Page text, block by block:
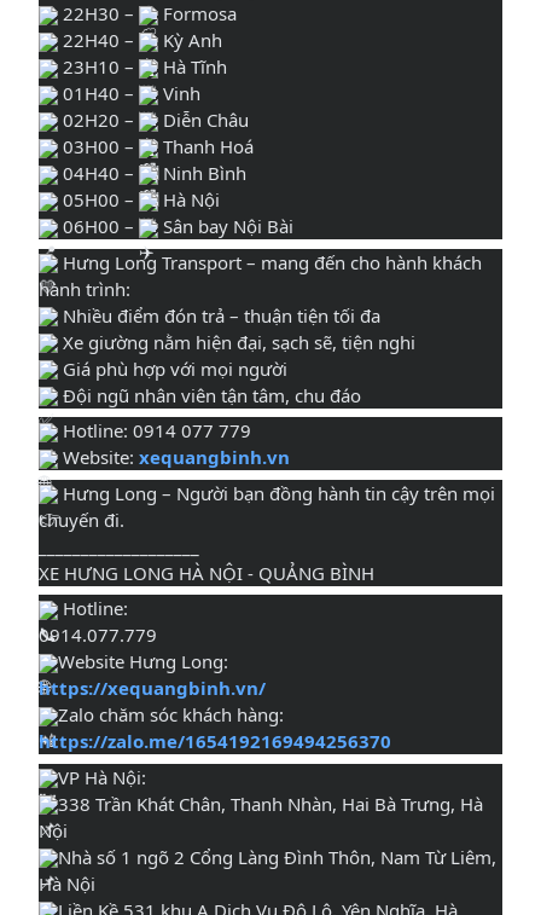
22H30 –
Formosa
22H40 –
Kỳ Anh
23H10 –
Hà Tĩnh
01H40 –
Vinh
02H20 –
Diễn Châu
03H00 –
Thanh Hoá
04H40 –
Ninh Bình
05H00 –
Hà Nội
06H00 –
Sân bay Nội Bài
Hưng Long Transport – mang đến cho hành khách
hành trình:
Nhiều điểm đón trả – thuận tiện tối đa
Xe giường nằm hiện đại, sạch sẽ, tiện nghi
Giá phù hợp với mọi người
Đội ngũ nhân viên tận tâm, chu đáo
Hotline: 0914 077 779
Website: xequangbinh.vn
Hưng Long – Người bạn đồng hành tin cậy trên mọi
chuyến đi.
XE HƯNG LONG HÀ NỘI - QUẢNG BÌNH
Hotline:
0914.077.779
Website Hưng Long:
https://xequangbinh.vn/
Zalo chăm sóc khách hàng:
https://zalo.me/1654192169494256370
VP Hà Nội:
338 Trần Khát Chân, Thanh Nhàn, Hai Bà Trưng, Hà
Nội
Nhà số 1 ngõ 2 Cổng Làng Đình Thôn, Nam Từ Liêm,
Hà Nội
Liền Kề 531 khu A Dịch Vụ Đô Lộ, Yên Nghĩa, Hà